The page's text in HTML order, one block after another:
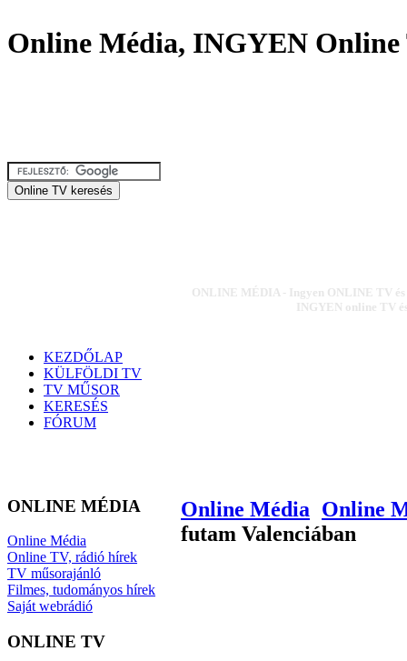
Online Média, INGYEN Online
ONLINE MÉDIA - Ingyen ONLINE TV
INGYEN online TV
KEZDŐLAP
KÜLFÖLDI TV
TV MŰSOR
KERESÉS
FÓRUM
ONLINE MÉDIA
Online Média
Online TV, rádió hírek
TV műsorajánló
Filmes, tudományos hírek
Saját webrádió
ONLINE TV
Online Média Online
futam Valenciában